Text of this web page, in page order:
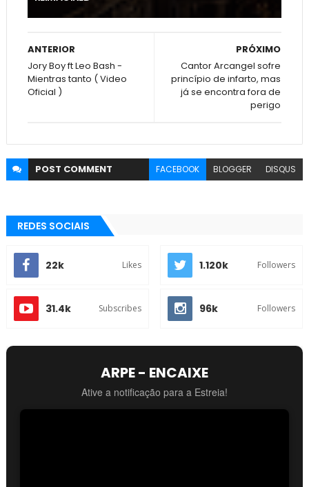
PRÓXIMO
Cantor Arcangel sofre
princípio de infarto, mas
já se encontra fora de
perigo
ANTERIOR
Jory Boy ft Leo Bash -
Mientras tanto ( Video
Oficial )
POST COMMENT FACEBOOK BLOGGER DISQUS
REDES SOCIAIS
22k Likes 1.120k Followers
31.4k Subscribes 96k Followers
ARPE - ENCAIXE
Ative a notificação para a Estreia!